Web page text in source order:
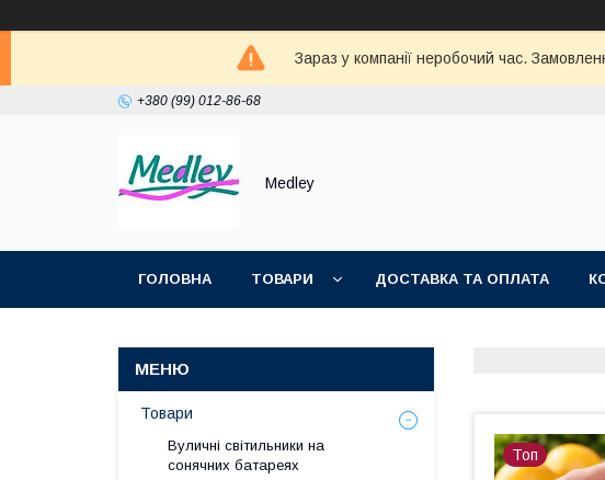
Зараз у компанії неробочий час.
+380 (99) 012-86-68
Medley
ГОЛОВНА ТОВАРИ ДОСТАВКА ТА ОПЛАТА
Топ
Товари
Вуличні світильники на
сонячних батареях